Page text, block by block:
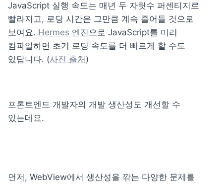
JavaScript 실행 속도는 매년 두 자릿수 퍼센티지로
빨라지고, 로딩 시간은 그만큼 계속 줄어들 것으로
보여요. Hermes 엔진으로 JavaScript를 미리
컴파일하면 초기 로딩 속도를 더 빠르게 할 수도
있답니다. (사진 출처 )
프론트엔드 개발자의 개발 생산성도 개선할 수
있는데요.
먼저, WebView에서 생산성을 깎는 다양한 문제를